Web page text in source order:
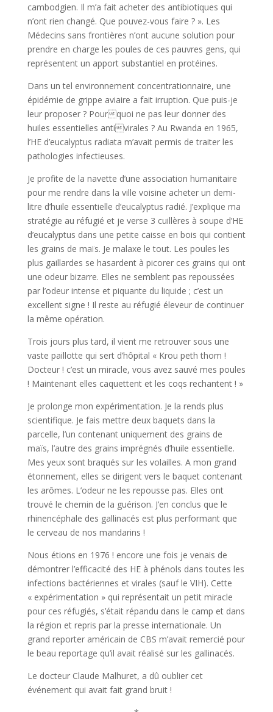
cambodgien. Il m’a fait acheter des antibiotiques qui
n’ont rien changé. Que pouvez-vous faire ? ». Les
Médecins sans frontières n’ont aucune solution pour
prendre en charge les poules de ces pauvres gens, qui
représentent un apport substantiel en protéines.
Dans un tel environnement concentrationnaire, une
épidémie de grippe aviaire a fait irruption. Que puis-je
leur proposer ? Pourquoi ne pas leur donner des
huiles essentielles antivirales ? Au Rwanda en 1965,
l’HE d’eucalyptus radiata m’avait permis de traiter les
pathologies infectieuses.
Je profite de la navette d’une association humanitaire
pour me rendre dans la ville voisine acheter un demi-
litre d’huile essentielle d’eucalyptus radié. J’explique ma
stratégie au réfugié et je verse 3 cuillères à soupe d’HE
d’eucalyptus dans une petite caisse en bois qui contient
les grains de maïs. Je malaxe le tout. Les poules les
plus gaillardes se hasardent à picorer ces grains qui ont
une odeur bizarre. Elles ne semblent pas repoussées
par l’odeur intense et piquante du liquide ; c’est un
excellent signe ! Il reste au réfugié éleveur de continuer
la même opération.
Trois jours plus tard, il vient me retrouver sous une
vaste paillotte qui sert d’hôpital « Krou peth thom !
Docteur ! c’est un miracle, vous avez sauvé mes poules
! Maintenant elles caquettent et les coqs rechantent ! »
Je prolonge mon expérimentation. Je la rends plus
scientifique. Je fais mettre deux baquets dans la
parcelle, l’un contenant uniquement des grains de
maïs, l’autre des grains imprégnés d’huile essentielle.
Mes yeux sont braqués sur les volailles. A mon grand
étonnement, elles se dirigent vers le baquet contenant
les arômes. L’odeur ne les repousse pas. Elles ont
trouvé le chemin de la guérison. J’en conclus que le
rhinencéphale des gallinacés est plus performant que
le cerveau de nos mandarins !
Nous étions en 1976 ! encore une fois je venais de
démontrer l’efficacité des HE à phénols dans toutes les
infections bactériennes et virales (sauf le VIH). Cette
« expérimentation » qui représentait un petit miracle
pour ces réfugiés, s’était répandu dans le camp et dans
la région et repris par la presse internationale. Un
grand reporter américain de CBS m’avait remercié pour
le beau reportage qu’il avait réalisé sur les gallinacés.
Le docteur Claude Malhuret, a dû oublier cet
événement qui avait fait grand bruit !